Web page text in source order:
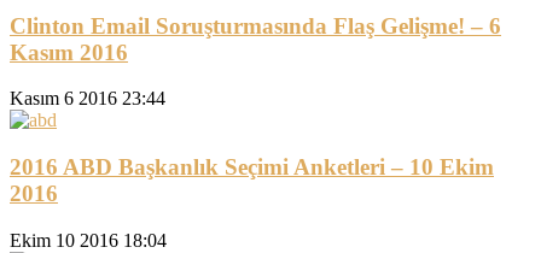
Clinton Email Soruşturmasında Flaş Gelişme! – 6
Kasım 2016
Kasım 6 2016 23:44
2016 ABD Başkanlık Seçimi Anketleri – 10 Ekim
2016
Ekim 10 2016 18:04